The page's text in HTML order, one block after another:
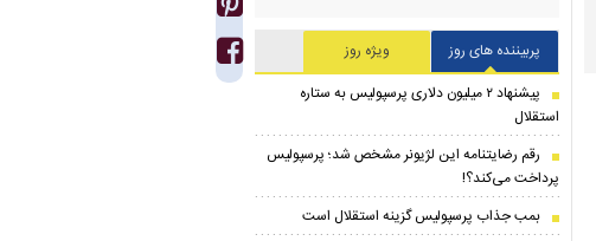
پربیننده های روز
ویژه روز
پیشنهاد ۲ میلیون دلاری پرسپولیس به ستاره
استقلال
رقم رضایتنامه این لژیونر مشخص شد؛ پرسپولیس
پرداخت می‌کند؟!
بمب جذاب پرسپولیس گزینه استقلال است